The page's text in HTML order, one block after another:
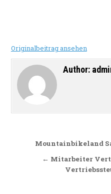
Originalbeitrag ansehen
Author:
Mountainbikeland
← Mitarbeiter